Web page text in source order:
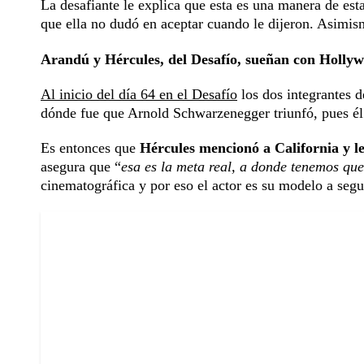
La desafiante le explica que esta es una manera de
que ella no dudó en aceptar cuando le dijeron.
Arandú y Hércules, del Desafío, sueñan con
Al inicio del día 64 en el Desafío los dos integrantes
dónde fue que Arnold Schwarzenegger triunfó, pues
Es entonces que Hércules mencionó a California y
asegura que “esa es la meta real, a donde tenemos
cinematográfica y por eso el actor es su modelo a